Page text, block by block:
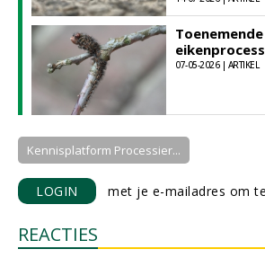
07-05-2026 | ARTIKEL
Kennisplatform Processier...
LOGIN met je e-mailadres om te
REACTIES